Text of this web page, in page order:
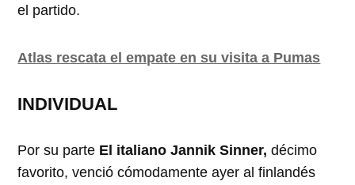
el partido.
Atlas rescata el empate en su visita a Pumas
INDIVIDUAL
Por su parte El italiano Jannik Sinner, décimo
favorito, venció cómodamente ayer al finlandés